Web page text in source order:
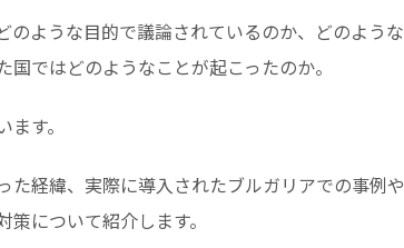
のような目的で議論されているのか、どのような
ではどのようなことが起こったのか。
す。
た経緯、実際に導入されたブルガリアでの事例や
について紹介します。